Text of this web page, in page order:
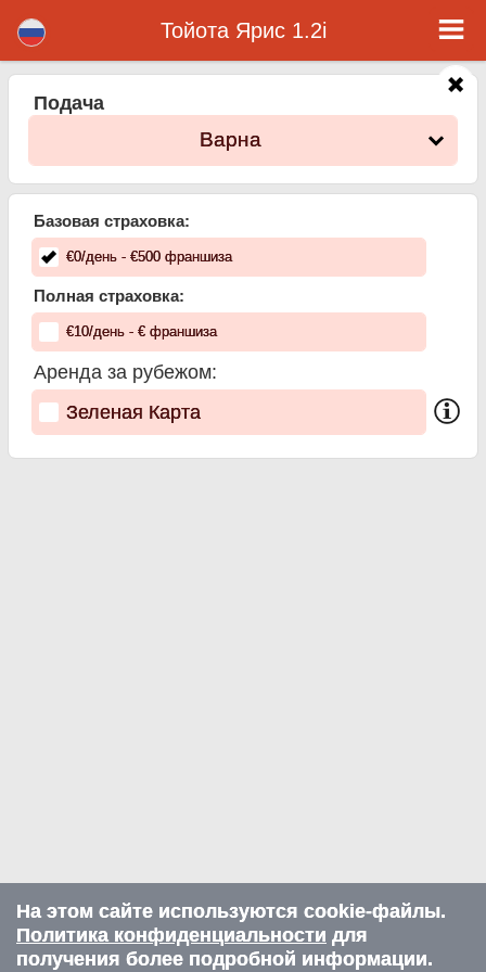
депозит), неограниченный пробег, бесплатные детские сиденья, бесплатные дополнительных водителей, низкая цена
аренды автомобиля гарантируется.
Тойота Ярис 1.2i
Подача
Варна
Базовая страховка:
€0/день - €500франшиза
Полная страховка:
€10/день - €франшиза
Аренда за рубежом:
Зеленая Карта
На этом сайте используются cookie-файлы.
Политика конфиденциальности для
получения более подробной информации.